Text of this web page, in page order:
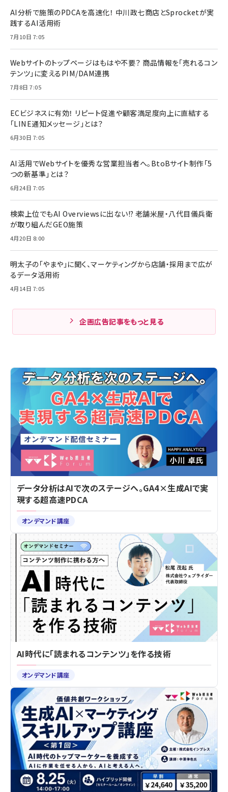
AI分析で施策のPDCAを高速化！ 中川政七商店とSprocketが実
践するAI活用術
7月10日 7:05
Webサイトのトップページはもはや不要？ 商品情報を「売れるコン
テンツ」に変えるPIM/DAM連携
7月8日 7:05
ECビジネスに有効！ リピート促進や顧客満足度向上に直結する
「LINE通知メッセージ」とは？
6月30日 7:05
AI活用でWebサイトを優秀な営業担当者へ。BtoBサイト制作「5
つの新基準」とは？
6月24日 7:05
検索上位でもAI Overviewsに出ない!? 老舗米屋・八代目儀兵衛
が取り組んだGEO施策
4月20日 8:00
明太子の「やまや」に聞く、マーケティングから店舗・採用まで広が
るデータ活用術
4月14日 7:05
企画広告記事をもっと見る
データ分析はAIで次のステージへ。GA4×生成AIで実
現する超高速PDCA
オンデマンド講座
AI時代に「読まれるコンテンツ」を作る技術
オンデマンド講座